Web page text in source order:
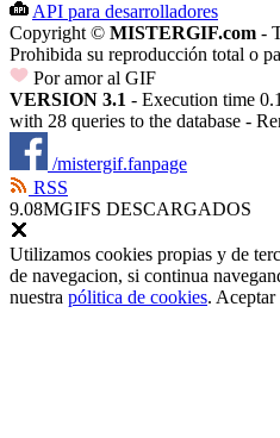
API para desarrolladores
Copyright © MISTERGIF.com -
Prohibida su reproducción total o
Por amor al GIF
VERSION 3.1 - Execution time
with 28 queries to the database -
/mistergif.fanpage
RSS
9.08MGIFS DESCARGADOS
Utilizamos cookies propias y de
de navegacion, si continua
nuestra pólitica de cookies. Aceptar